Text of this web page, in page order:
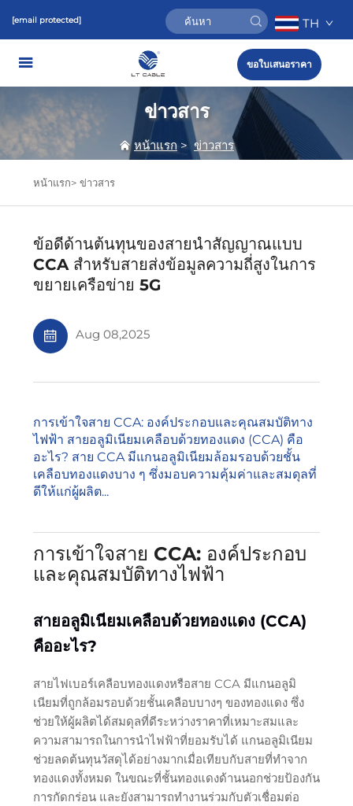
[email protected] TH
ขอใบเสนอราคา
ข่าวสาร
หน้าแรก> ข่าวสาร
หน้าแรก> ข่าวสาร
ข้อดีด้านต้นทุนของสายนำสัญญาณแบบ
CCA สำหรับสายส่งข้อมูลความถี่สูงในการ
ขยายเครือข่าย 5G
Aug 08,2025
การเข้าใจสาย CCA: องค์ประกอบและคุณสมบัติทาง
ไฟฟ้า สายอลูมิเนียมเคลือบด้วยทองแดง (CCA) คือ
อะไร? สาย CCA มีแกนอลูมิเนียมล้อมรอบด้วยชั้น
เคลือบทองแดงบาง ๆ ซึ่งมอบความคุ้มค่าและสมดุลที่
ดีให้แก่ผู้ผลิต...
การเข้าใจสาย CCA: องค์ประกอบ
และคุณสมบัติทางไฟฟ้า
สายอลูมิเนียมเคลือบด้วยทองแดง (CCA)
คืออะไร?
สายไฟเบอร์เคลือบทองแดงหรือสาย CCA มีแกนอลูมิ
เนียมที่ถูกล้อมรอบด้วยชั้นเคลือบบางๆ ของทองแดง ซึ่ง
ช่วยให้ผู้ผลิตได้สมดุลที่ดีระหว่างราคาที่เหมาะสมและ
ความสามารถในการนำไฟฟ้าที่ยอมรับได้ แกนอลูมิเนียม
ช่วยลดต้นทุนวัสดุได้อย่างมากเมื่อเทียบกับสายที่ทำจาก
ทองแดงทั้งหมด ในขณะที่ชั้นทองแดงด้านนอกช่วยป้องกัน
การกัดกร่อน และยังสามารถทำงานร่วมกับตัวเชื่อมต่อ